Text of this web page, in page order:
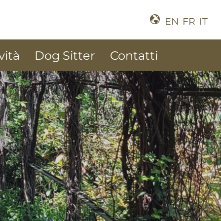
EN FR IT
Dog Sitter Contatti